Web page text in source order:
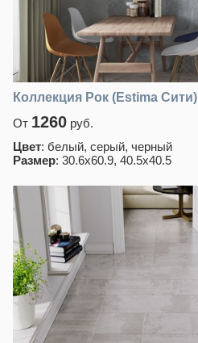
Коллекция Рок (Estima Сити)
От 1260 руб.
Цвет: белый, серый, черный
Размер: 30.6x60.9, 40.5x40.5